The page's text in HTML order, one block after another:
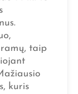
taip
kuris